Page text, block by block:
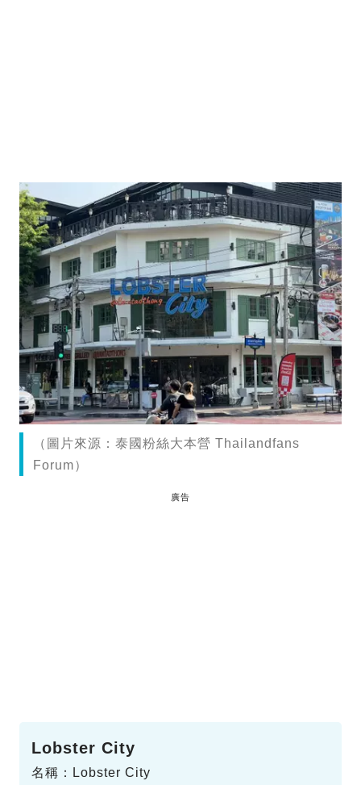
（圖片來源：泰國粉絲大本營 Thailandfans
Forum）
廣告
Lobster City
名稱：Lobster City